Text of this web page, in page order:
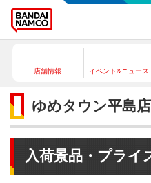
店舗情報 イベント&ニュース
ゆめタウン平島
入荷景品・プライ